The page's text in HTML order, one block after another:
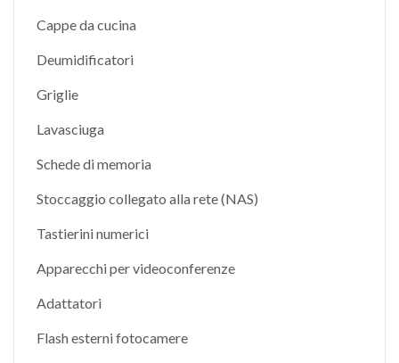
Cappe da cucina
Deumidificatori
Griglie
Lavasciuga
Schede di memoria
Stoccaggio collegato alla rete (NAS)
Tastierini numerici
Apparecchi per videoconferenze
Adattatori
Flash esterni fotocamere